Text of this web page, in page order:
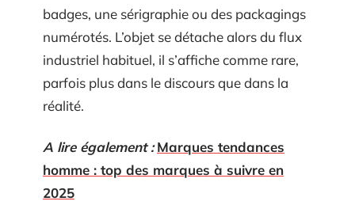
badges, une sérigraphie ou des packagings
numérotés. L’objet se détache alors du flux
industriel habituel, il s’affiche comme rare,
parfois plus dans le discours que dans la
réalité.
A lire également : Marques tendances
homme : top des marques à suivre en
2025